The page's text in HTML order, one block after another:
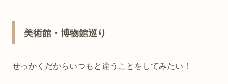
美術館・博物館巡り
せっかくだからいつもと違うことをしてみたい！